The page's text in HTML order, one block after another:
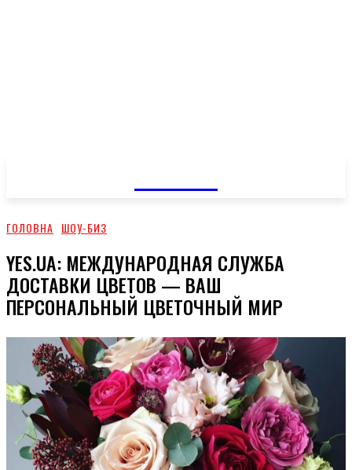
ГОЛОВНА ШОУ-БИЗ
YES.UA: МЕЖДУНАРОДНАЯ СЛУЖБА
ДОСТАВКИ ЦВЕТОВ — ВАШ
ПЕРСОНАЛЬНЫЙ ЦВЕТОЧНЫЙ МИР